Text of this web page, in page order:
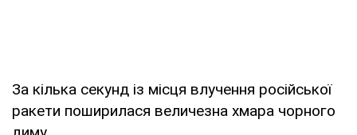
За кілька секунд із місця влучення російської
ракети поширилася величезна хмара чорного